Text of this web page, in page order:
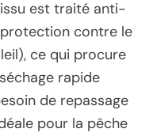
est traité anti-
contre le
ce qui procure
rapide
de repassage
pour la pêche